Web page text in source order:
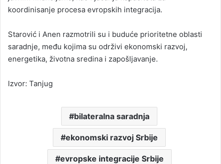
koordinisanje procesa evropskih integracija.
Starović i Anen razmotrili su i buduće prioritetne oblasti
saradnje, među kojima su održivi ekonomski razvoj,
energetika, životna sredina i zapošljavanje.
Izvor: Tanjug
bilateralna saradnja
ekonomski razvoj Srbije
evropske integracije Srbije